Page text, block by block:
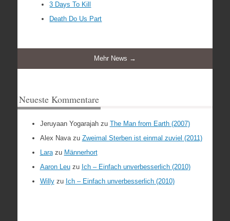
3 Days To Kill
Death Do Us Part
Mehr News →
Neueste Kommentare
Jeruyaan Yogarajahzu The Man from Earth (2007)
Alex Navazu Zweimal Sterben ist einmal zuviel (2011)
Larazu Männerhort
Aaron Leuzu Ich – Einfach unverbesserlich (2010)
Willyzu Ich – Einfach unverbesserlich (2010)